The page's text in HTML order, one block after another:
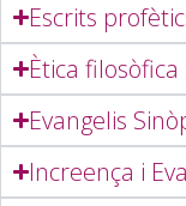
Escrits
Ètica filosòfica
Evangelis
Increença i